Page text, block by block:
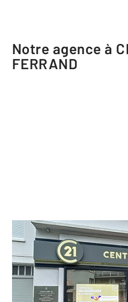
Notre agence à
FERRAND
CENTURY 21 Stéphane Roume
113 bis
CLERMONT